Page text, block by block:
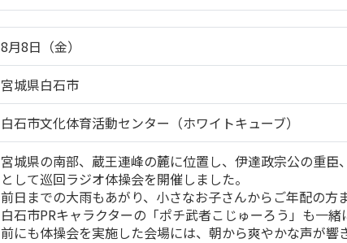
8月8日（金）
宮城県白石市
白石市文化体育活動センター（ホワイトキューブ）
宮城県の南部、蔵王連峰の麓に位置し、伊達政宗公の重
として巡回ラジオ体操会を開催しました。
前日までの大雨もあがり、小さなお子さんからご年配の方
白石市PRキャラクターの「ポチ武者こじゅーろう」も一
前にも体操会を実施した会場には、朝から爽やかな声が響